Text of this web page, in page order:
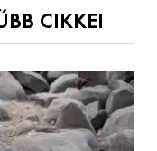
CIKKEI